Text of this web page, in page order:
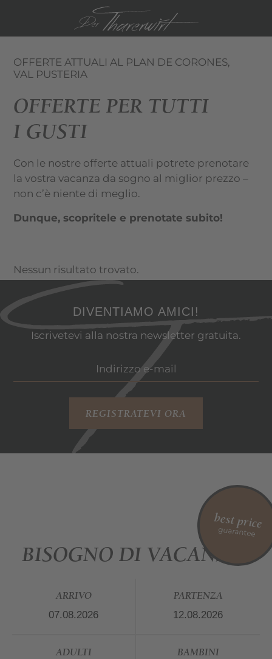
OFFERTE ATTUALI AL PLAN DE CORONES,
VAL PUSTERIA
OFFERTE PER TUTTI
I GUSTI
Con le nostre offerte attuali potrete prenotare
la vostra vacanza da sogno al miglior prezzo –
non c’è niente di meglio.
Dunque, scopritele e prenotate subito!
Nessun risultato trovato.
DIVENTIAMO AMICI!
Iscrivetevi alla nostra newsletter gratuita.
REGISTRATEVI ORA
best price
guarantee
BISOGNO DI VACANZE?
ARRIVO PARTENZA
ADULTI BAMBINI